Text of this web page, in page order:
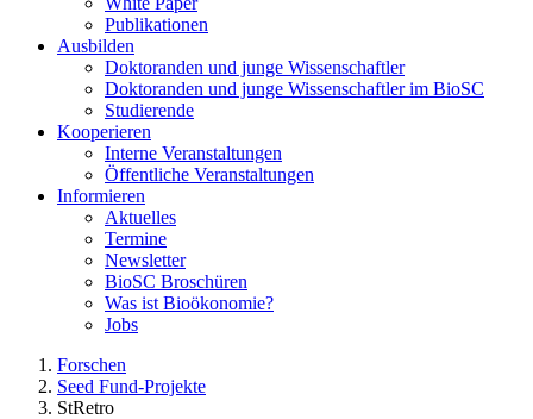
Publikationen
Ausbilden
Doktoranden und junge Wissenschaftler
Doktoranden und junge Wissenschaftler im BioSC
Studierende
Kooperieren
Interne Veranstaltungen
Öffentliche Veranstaltungen
Informieren
Aktuelles
Termine
Newsletter
BioSC Broschüren
Was ist Bioökonomie?
Jobs
Forschen
Seed Fund-Projekte
StRetro